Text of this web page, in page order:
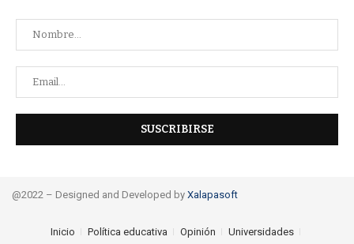
@2022 – Designed and Developed by Xalapasoft
Inicio Política educativa Opinión
Universidades